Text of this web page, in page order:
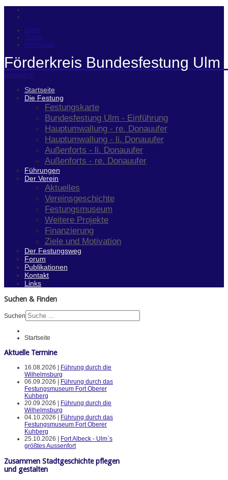
Login
Suche
Impressum
Förderkreis Bundesfestung Ulm
Navigation
Startseite
Die Festung
Festungskarte
Bundesfestung Ulm - Einführung
Hauptumwallung - re. Donauufer
Hauptumwallung - li. Donauufer
Außenforts - li. Donauufer
Außenforts - re. Donauufer
Führungen
Der Verein
Aktuelles
Vereinsgeschichte
Festungsmuseum
Weitere Projekte
Finanzierung
Ziele und Motivation
Der Festungsweg
Forum
Publikationen
Kontakt
Links
Suchen & Finden
Suchen
Startseite
Aktuelle Termine
16.08.2026 |
Führung durch die
Wilhelmsburg
06.09.2026 |
Führung durch das
Festungsmuseum Fort Oberer
Kuhberg
20.09.2026 |
Führung durch die
Wilhelmsburg
04.10.2026 |
Führung durch das
Festungsmuseum Fort Oberer
Kuhberg
25.10.2026 |
Fort Albeck - Ulm`s
größtes Aussenfort
Zusammen Stadtgeschichte pflegen
und gestalten